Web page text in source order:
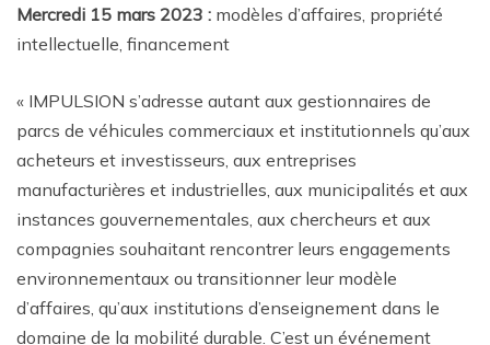
Mercredi 15 mars 2023 : modèles d’affaires, propriété
intellectuelle, financement
« IMPULSION s’adresse autant aux gestionnaires de
parcs de véhicules commerciaux et institutionnels qu’aux
acheteurs et investisseurs, aux entreprises
manufacturières et industrielles, aux municipalités et aux
instances gouvernementales, aux chercheurs et aux
compagnies souhaitant rencontrer leurs engagements
environnementaux ou transitionner leur modèle
d’affaires, qu’aux institutions d’enseignement dans le
domaine de la mobilité durable. C’est un événement